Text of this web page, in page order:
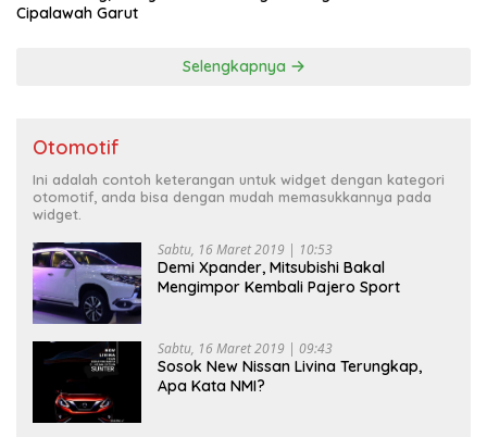
Cipalawah Garut
Selengkapnya
Otomotif
Ini adalah contoh keterangan untuk widget dengan kategori
otomotif, anda bisa dengan mudah memasukkannya pada
widget.
Sabtu, 16 Maret 2019 | 10:53
Demi Xpander, Mitsubishi Bakal
Mengimpor Kembali Pajero Sport
Sabtu, 16 Maret 2019 | 09:43
Sosok New Nissan Livina Terungkap,
Apa Kata NMI?